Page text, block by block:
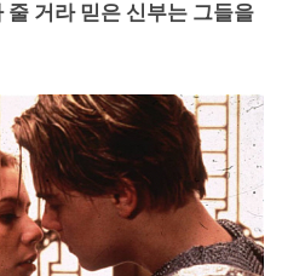
거라 믿은 신부는 그들을